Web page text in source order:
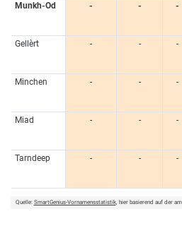
Munkh-Od
- - -
Gellèrt
- - -
Minchen
- - -
Miad
- - -
Tarndeep
- - -
Quelle: SmartGenius-Vornamensstatistik, hier basierend auf der